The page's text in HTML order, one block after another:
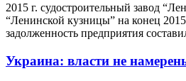
2015 г. судостроительный завод
“Ленинской кузницы” на конец
задолженность предприятия
Украина: власти не